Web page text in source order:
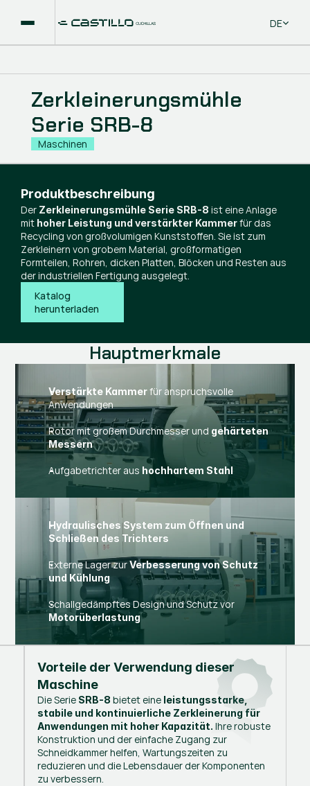
Select
DE
Zerkleinerungsmühle
Serie SRB-8
Maschinen
Produktbeschreibung
Der Zerkleinerungsmühle Serie SRB-8 ist eine Anlage
mit hoher Leistung und verstärkter Kammerfür das
Recycling von großvolumigen Kunststoffen. Sie ist zum
Zerkleinern von grobem Material, großformatigen
Formteilen, Rohren, dicken Platten, Blöcken und Resten aus
der industriellen Fertigung ausgelegt.
Katalog
herunterladen
Hauptmerkmale
Verstärkte Kammerfür anspruchsvolle
Anwendungen
Rotor mit großem Durchmesser und gehärteten
Messern
Aufgabetrichter aus hochhartem Stahl
Hydraulisches System zum Öffnen und
Schließen des Trichters
Externe Lager zurVerbesserung von Schutz
und Kühlung
Schallgedämpftes Design und Schutz vor
Motorüberlastung
Vorteile der Verwendung dieser
Maschine
Die Serie SRB-8 bietet eine leistungsstarke,
stabile und kontinuierliche Zerkleinerung für
Anwendungen mit hoher Kapazität. Ihre robuste
Konstruktion und der einfache Zugang zur
Schneidkammer helfen, Wartungszeiten zu
reduzieren und die Lebensdauer der Komponenten
zu verbessern.